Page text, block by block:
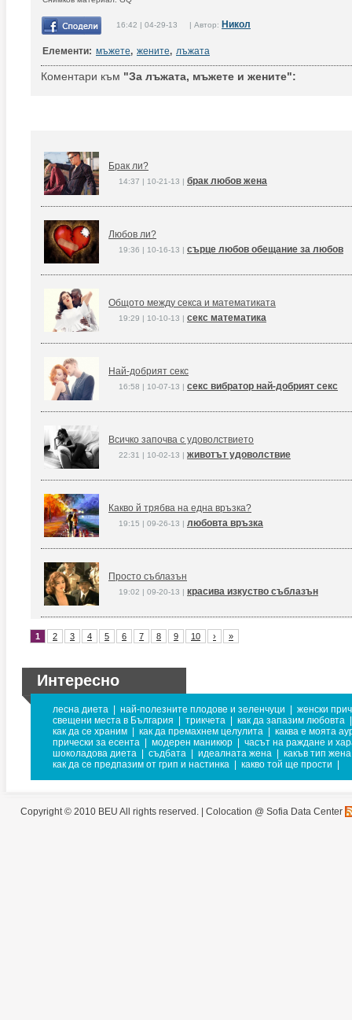
16:42 | 04-29-13 | Автор: Никол
Елементи: мъжете, жените, лъжата
Коментари към "За лъжата, мъжете и жените":
Брак ли?
14:37 | 10-21-13 | брак любов жена
Любов ли?
19:36 | 10-16-13 | сърце любов обещание за любов
Общото между секса и математиката
19:29 | 10-10-13 | секс математика
Най-добрият секс
16:58 | 10-07-13 | секс вибратор най-добрият секс
Всичко започва с удоволствието
22:31 | 10-02-13 | животът удоволствие
Какво й трябва на една връзка?
19:15 | 09-26-13 | любовта връзка
Просто съблазън
19:02 | 09-20-13 | красива изкуство съблазън
1 2 3 4 5 6 7 8 9 10 › »
Интересно
лесна диета най-полезните плодове и зеленчуци
женски
свещени места в България
трикчета как да запазим любовта
как да се храним
как да премахнем целулита
каква е моята
прически за есента
модерен маникюр
часът на раждане и
шоколадова диета
съдбата идеалната жена
какъв тип
как да се предпазим от грип и настинка
какво той ще прости
Copyright © 2010 BEU All rights reserved. | Colocation @ Sofia Data Center